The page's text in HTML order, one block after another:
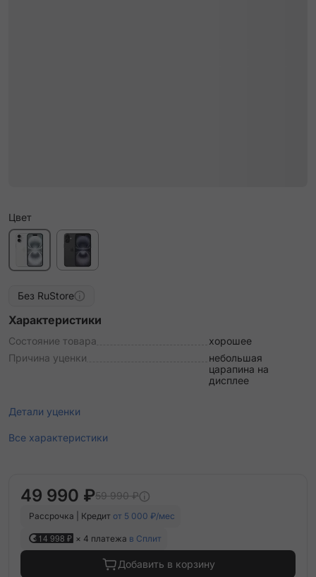
Цвет
Без RuStore
Характеристики
Состояние товара
хорошее
Причина уценки
небольшая
царапина на
дисплее
Детали уценки
Все характеристики
49 990 ₽59 990 ₽
Рассрочка | Кредит от 5 000 ₽/мес
14 998 ₽ × 4 платежа в Сплит
Добавить в корзину